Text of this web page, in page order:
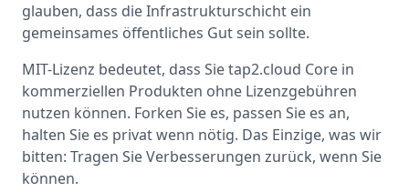
glauben, dass die Infrastrukturschicht ein
gemeinsames öffentliches Gut sein sollte.
MIT-Lizenz bedeutet, dass Sie tap2.cloud Core in
kommerziellen Produkten ohne Lizenzgebühren
nutzen können. Forken Sie es, passen Sie es an,
halten Sie es privat wenn nötig. Das Einzige, was wir
bitten: Tragen Sie Verbesserungen zurück, wenn Sie
können.